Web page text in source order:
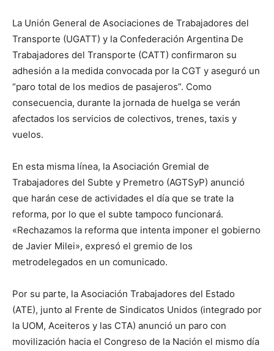
La Unión General de Asociaciones de Trabajadores del
Transporte (UGATT) y la Confederación Argentina De
Trabajadores del Transporte (CATT) confirmaron su
adhesión a la medida convocada por la CGT y aseguró un
“paro total de los medios de pasajeros”. Como
consecuencia, durante la jornada de huelga se verán
afectados los servicios de colectivos, trenes, taxis y
vuelos.
En esta misma línea, la Asociación Gremial de
Trabajadores del Subte y Premetro (AGTSyP) anunció
que harán cese de actividades el día que se trate la
reforma, por lo que el subte tampoco funcionará.
«Rechazamos la reforma que intenta imponer el gobierno
de Javier Milei», expresó el gremio de los
metrodelegados en un comunicado.
Por su parte, la Asociación Trabajadores del Estado
(ATE), junto al Frente de Sindicatos Unidos (integrado por
la UOM, Aceiteros y las CTA) anunció un paro con
movilización hacia el Congreso de la Nación el mismo día